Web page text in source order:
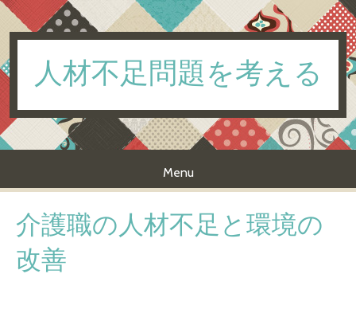
人材不足問題を考える
Menu
Skip to content
介護職の人材不足と環境の
改善